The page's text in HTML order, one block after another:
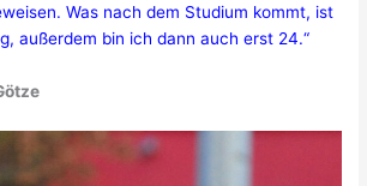
Was nach dem Studium kommt, ist
außerdem bin ich dann auch erst 24.“